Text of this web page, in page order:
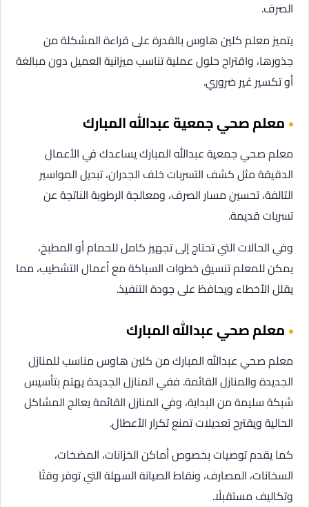
الصرف.
يتميز معلم كلين هاوس بالقدرة على قراءة المشكلة من
جذورها، واقتراح حلول عملية تناسب ميزانية العميل دون مبالغة
أو تكسير غير ضروري.
معلم صحي جمعية عبدالله المبارك
معلم صحي جمعية عبدالله المبارك يساعدك في الأعمال
الدقيقة مثل كشف التسربات خلف الجدران، تبديل المواسير
التالفة، تحسين مسار الصرف، ومعالجة الرطوبة الناتجة عن
تسربات قديمة.
وفي الحالات التي تحتاج إلى تجهيز كامل للحمام أو المطبخ،
يمكن للمعلم تنسيق خطوات السباكة مع أعمال التشطيب، مما
يقلل الأخطاء ويحافظ على جودة التنفيذ.
معلم صحي عبدالله المبارك
معلم صحي عبدالله المبارك من كلين هاوس مناسب للمنازل
الجديدة والمنازل القائمة. ففي المنازل الجديدة يهتم بتأسيس
شبكة سليمة من البداية، وفي المنازل القائمة يعالج المشاكل
الحالية ويقترح تعديلات تمنع تكرار الأعطال.
كما يقدم توصيات بخصوص أماكن الخزانات، المضخات،
السخانات، المصارف، ونقاط الصيانة السهلة التي توفر وقتًا
وتكاليف مستقبلًا.